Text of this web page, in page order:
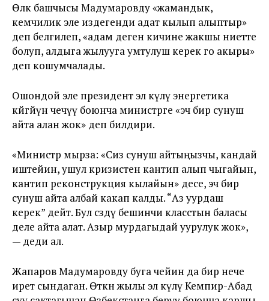
Өлкө башчысы Мадумаровду «жамандык,
кемчилик эле издегенди адат кылып алыптыр»
деп белгилеп, «адам деген кичине жакшы ниетте
болуп, алдыга жылууга умтулуш керек го акыры»
деп кошумчалады.
Ошондой эле президент эл өкүлү энергетика
көйгөйүн чечүү боюнча министрге «эч бир сунуш
айта алан жок» деп билдири.
«Министр мырза: «Сиз сунуш айтыңызчы, кандай
иштейин, ушул кризистен кантип алып чыгайын,
кантип реконструкция кылайын» десе, эч бир
сунуш айта албай какап калды. “Аз уурдаш
керек” дейт. Бул сөздү бешинчи класстын баласы
деле айта алат. Азыр мурдагыдай уурулук жок»,
— деди ал.
Жапаров Мадумаровду буга чейин да бир нече
ирет сындаган. Өткөн жылы эл өкүлү Кемпир-Абад